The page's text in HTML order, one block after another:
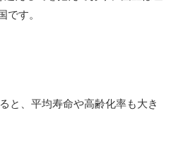
す。
と、平均寿命や高齢化率も大き